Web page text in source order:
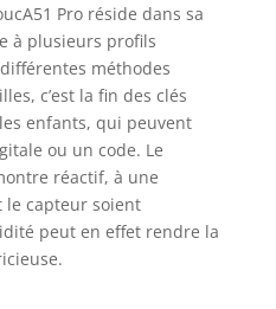
Query, vous
qui ouvre votre
fonction WiFi
noter que la
être achetée
Lock et
l'APP
Empreinte Digitale
serrure
Pro réside dans sa
à plusieurs profils
méthodes
c’est la fin des clés
enfants, qui peuvent
ou un code. Le
réactif, à une
le capteur soient
peut en effet rendre la